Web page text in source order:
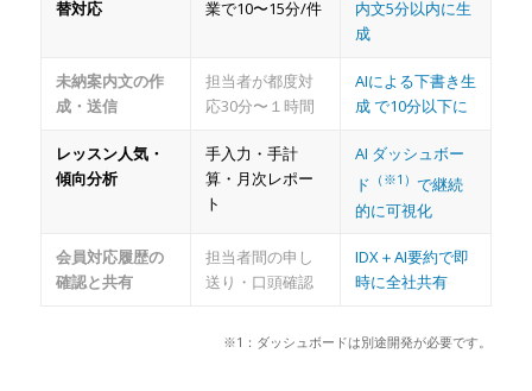
替対応 業で10〜15分/件
内文5分以内に生
成
未納案内文の作
成・送信
担当者が都度対
応30分〜１時間
AIによる下書き生
成 で10分以下に
レッスン人気・
傾向分析
手入力・手計
算・月次レポー
ト
AI ダッシュボー
ド （※1） で継続
的に可視化
会員対応履歴の
確認と共有
担当者間の申し
送り・口頭確認
IDX＋AI要約で即
時に全社共有
※1：ダッシュボードは別途開発が必要です。